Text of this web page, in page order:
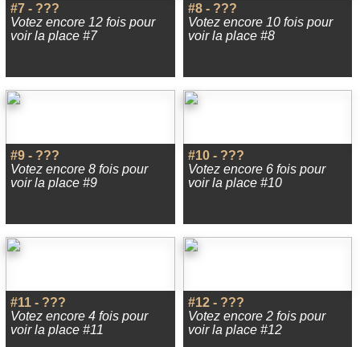
#7 - ???
Votez encore 12 fois pour
voir la place #7
#8 - ???
Votez encore 10 fois pour
voir la place #8
#9 - ???
Votez encore 8 fois pour
voir la place #9
#10 - ???
Votez encore 6 fois pour
voir la place #10
#11 - ???
Votez encore 4 fois pour
voir la place #11
#12 - ???
Votez encore 2 fois pour
voir la place #12